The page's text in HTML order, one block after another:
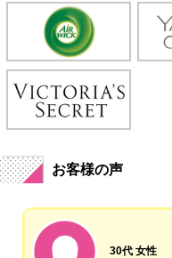
お客様の声
30代 女性